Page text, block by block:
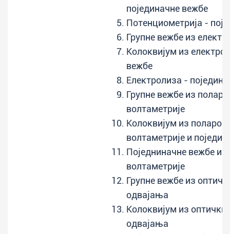
појединачне вежбе
Потенциометрија -
Групне вежбе из
Колоквијум из
вежбе
Електролиза -
Групне вежбе из
волтаметрије
Колоквијум из
волтаметрије и
Поједниначне вежбе
волтаметрије
Групне вежбе из
одвајања
Колоквијум из
одвајања